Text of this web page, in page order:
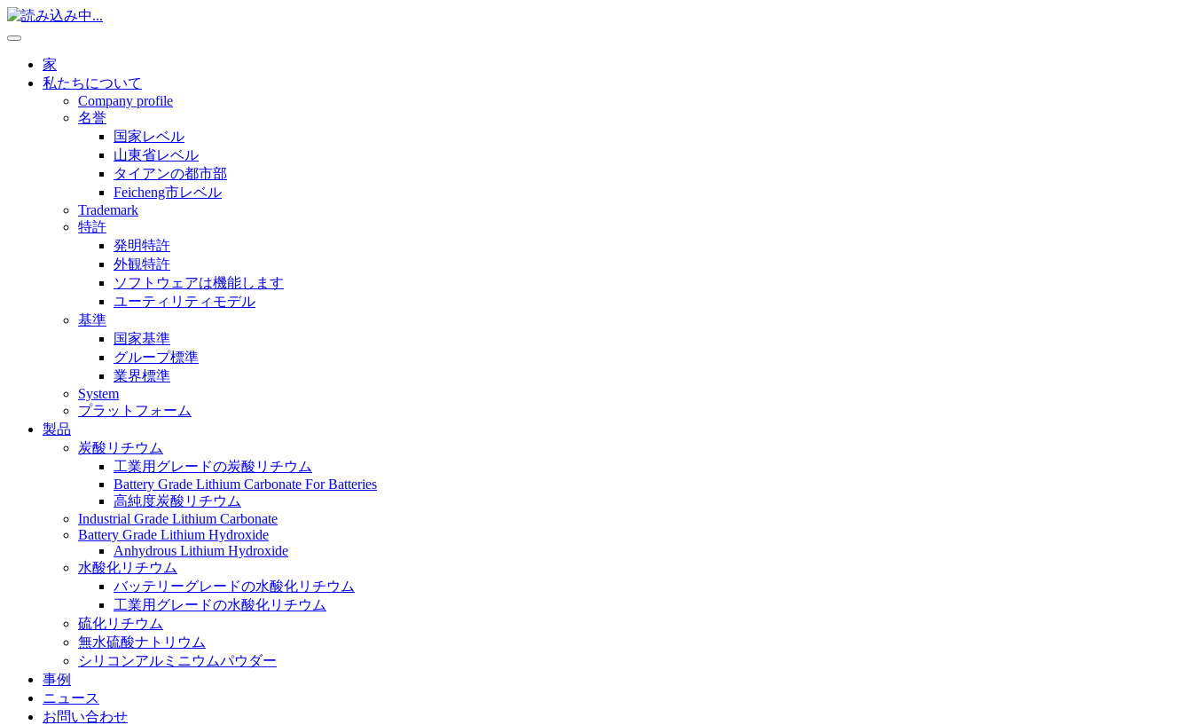
家
私たちについて
Company profile
名誉
国家レベル
山東省レベル
タイアンの都市部
Feicheng市レベル
Trademark
特許
発明特許
外観特許
ソフトウェアは機能します
ユーティリティモデル
基準
国家基準
グループ標準
業界標準
System
プラットフォーム
製品
炭酸リチウム
工業用グレードの炭酸リチウム
Battery Grade Lithium Carbonate For Batteries
高純度炭酸リチウム
Industrial Grade Lithium Carbonate
Battery Grade Lithium Hydroxide
Anhydrous Lithium Hydroxide
水酸化リチウム
バッテリーグレードの水酸化リチウム
工業用グレードの水酸化リチウム
硫化リチウム
無水硫酸ナトリウム
シリコンアルミニウムパウダー
事例
ニュース
お問い合わせ